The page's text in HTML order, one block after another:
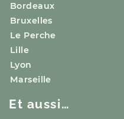
Bordeaux
Bruxelles
Le Perche
Lille
Lyon
Marseille
Et aussi…